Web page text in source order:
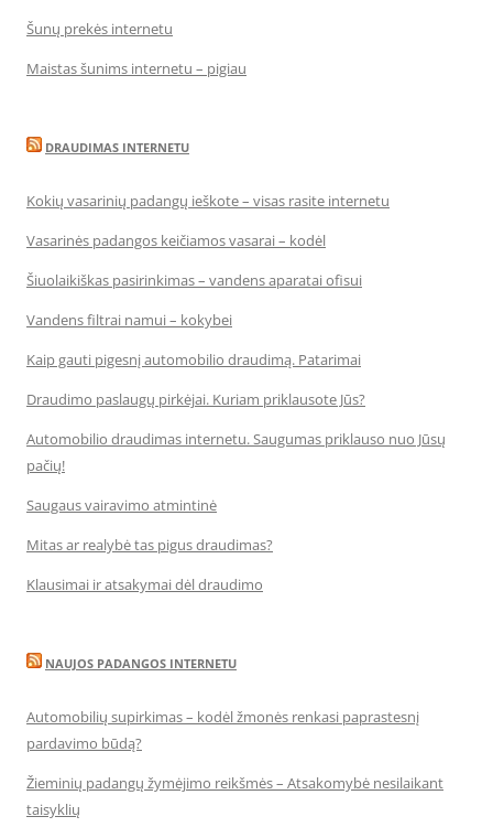
Šunų prekės internetu
Maistas šunims internetu – pigiau
DRAUDIMAS INTERNETU
Kokių vasarinių padangų ieškote – visas rasite internetu
Vasarinės padangos keičiamos vasarai – kodėl
Šiuolaikiškas pasirinkimas – vandens aparatai ofisui
Vandens filtrai namui – kokybei
Kaip gauti pigesnį automobilio draudimą. Patarimai
Draudimo paslaugų pirkėjai. Kuriam priklausote Jūs?
Automobilio draudimas internetu. Saugumas priklauso nuo Jūsų
pačių!
Saugaus vairavimo atmintinė
Mitas ar realybė tas pigus draudimas?
Klausimai ir atsakymai dėl draudimo
NAUJOS PADANGOS INTERNETU
Automobilių supirkimas – kodėl žmonės renkasi paprastesnį
pardavimo būdą?
Žieminių padangų žymėjimo reikšmės – Atsakomybė nesilaikant
taisyklių